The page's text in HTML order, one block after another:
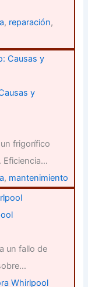
, reparación,
y
frigorífico
Eficiencia…
, mantenimiento
un fallo de
Whirlpool